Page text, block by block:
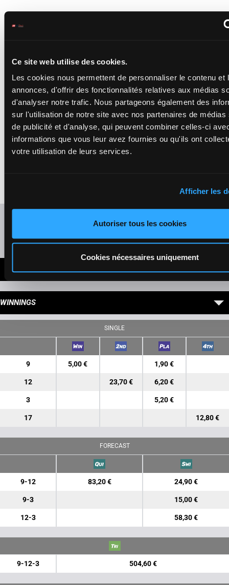
Ce site web utilise des cookies.
Les cookies nous permettent de personnaliser le contenu et
annonces, d'offrir des fonctionnalités relatives aux médias
d'analyser notre trafic. Nous partageons également des
sur l'utilisation de notre site avec nos partenaires de médias
de publicité et d'analyse, qui peuvent combiner celles-ci
informations que vous leur avez fournies ou qu'ils ont
votre utilisation de leurs services.
Afficher les
Autoriser tous les cookies
Cookies nécessaires uniquement
Lestrade B.
7p
17
KAZAR FOREZ
Hammond
H/6 - 66 kg
2h Ah 6h
H/666 kg 2h Ah 6h
KANSAS DU SEUIL
Presence of favorite horses
LATEST NEWS
WINNINGS
SINGLE
9 5,00 € 1,90 €
12 23,70 € 6,20 €
3 5,20 €
17 12,80 €
FORECAST
9-12 83,20 € 24,90 €
9-3 15,00 €
12-3 58,30 €
9-12-3 504,60 €